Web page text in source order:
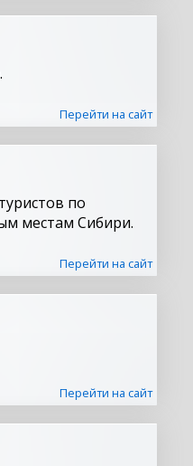
Перейти на сайт
по
местам Сибири.
Перейти на сайт
Перейти на сайт